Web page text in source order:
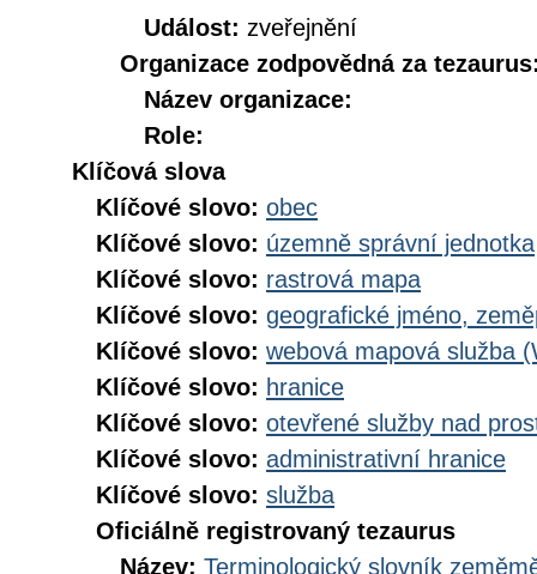
Událost: zveřejnění
Organizace zodpovědná za
Název organizace:
Role:
Klíčová slova
Klíčové slovo: obec
Klíčové slovo: územně správní jednotka
Klíčové slovo: rastrová mapa
Klíčové slovo: geografické jméno,
Klíčové slovo: webová mapová služba
Klíčové slovo: hranice
Klíčové slovo: otevřené služby nad
Klíčové slovo: administrativní hranice
Klíčové slovo: služba
Oficiálně registrovaný tezaurus
Název: Terminologický slovník